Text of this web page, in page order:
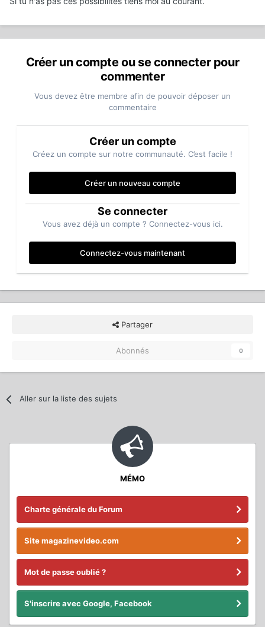
Créer un compte ou se connecter pour
commenter
Vous devez être membre afin de pouvoir déposer un
commentaire
Créer un compte
Créez un compte sur notre communauté. C’est facile !
Créer un nouveau compte
Se connecter
Vous avez déjà un compte ? Connectez-vous ici.
Connectez-vous maintenant
Partager
Abonnés 0
Aller sur la liste des sujets
MÉMO
Charte générale du Forum
Site magazinevideo.com
Mot de passe oublié ?
S'inscrire avec Google, Facebook